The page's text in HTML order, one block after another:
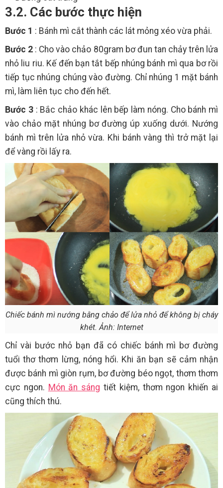
3.2. Các bước thực hiện
Bước 1 : Bánh mì cắt thành các lát mỏng xéo vừa phải.
Bước 2 : Cho vào chảo 80gram bơ đun tan chảy trên lửa
nhỏ liu riu. Kế đến bạn tắt bếp nhúng bánh mì qua bơ rồi
tiếp tục nhúng chúng vào đường. Chỉ nhúng 1 mặt bánh
mì, làm liên tục cho đến hết.
Bước 3: Bắc chảo khác lên bếp làm nóng. Cho bánh mì
vào chảo mặt nhúng bơ đường úp xuống dưới. Nướng
bánh mì trên lửa nhỏ vừa. Khi bánh vàng thì trở mặt lại
để vàng rồi lấy ra.
Chiếc bánh mì nướng bằng chảo để lửa nhỏ để không bị cháy
khét. Ảnh: Internet
Chỉ vài bước nhỏ bạn đã có chiếc bánh mì bơ đường
tuổi thơ thơm lừng, nóng hổi. Khi ăn bạn sẽ cảm nhận
được bánh mì giòn rụm, bơ đường béo ngọt, thơm thơm
cực ngon. Món ăn sáng tiết kiệm, thơm ngon khiến ai
cũng thích thú.